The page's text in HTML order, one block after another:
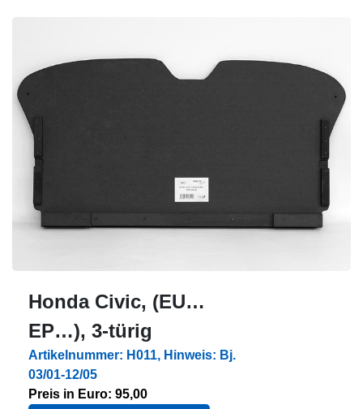
Honda Civic, (EU…
EP…), 3-türig
Artikelnummer: H011, Hinweis: Bj.
03/01-12/05
Preis in Euro: 95,00